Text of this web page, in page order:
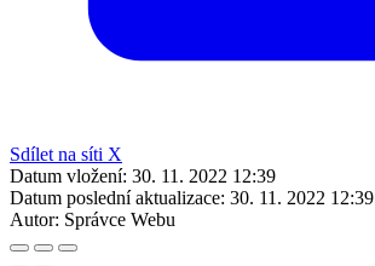
Sdílet na síti X
Datum vložení: 30. 11. 2022 12:39
Datum poslední aktualizace: 30. 11. 2022 12:39
Autor: Správce Webu